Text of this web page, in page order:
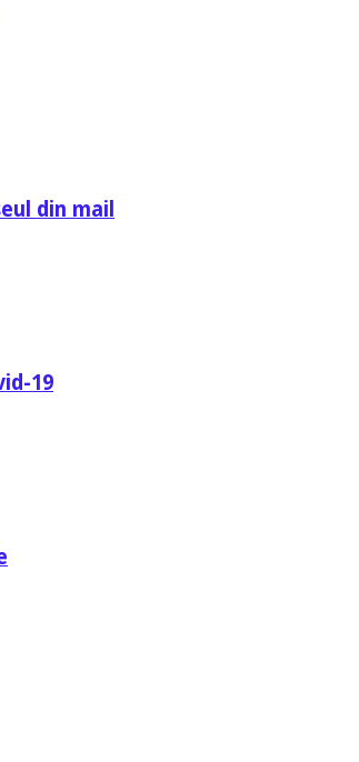
din mail
19